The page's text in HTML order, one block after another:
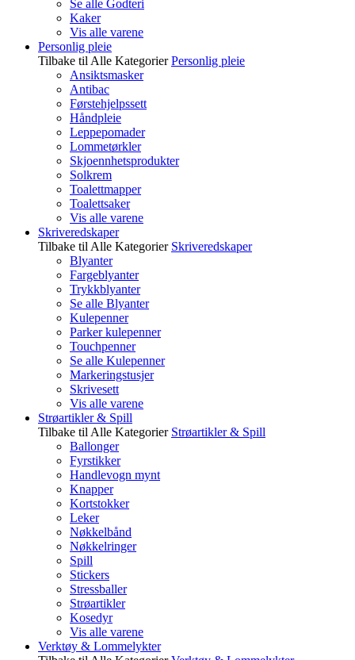
Se alle Godteri
Kaker
Vis alle varene
Personlig pleie
Tilbake til Alle Kategorier Personlig pleie
Ansiktsmasker
Antibac
Førstehjelpssett
Håndpleie
Leppepomader
Lommetørkler
Skjoennhetsprodukter
Solkrem
Toalettmapper
Toalettsaker
Vis alle varene
Skriveredskaper
Tilbake til Alle Kategorier Skriveredskaper
Blyanter
Fargeblyanter
Trykkblyanter
Se alle Blyanter
Kulepenner
Parker kulepenner
Touchpenner
Se alle Kulepenner
Markeringstusjer
Skrivesett
Vis alle varene
Strøartikler & Spill
Tilbake til Alle Kategorier Strøartikler & Spill
Ballonger
Fyrstikker
Handlevogn mynt
Knapper
Kortstokker
Leker
Nøkkelbånd
Nøkkelringer
Spill
Stickers
Stressballer
Strøartikler
Kosedyr
Vis alle varene
Verktøy & Lommelykter